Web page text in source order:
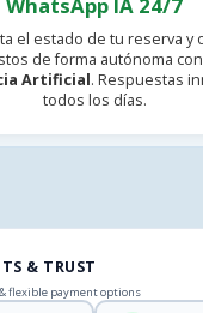
WhatsApp IA 24/7
el estado de tu reserva y
de forma autónoma
Artificial. Respuestas
todos los días.
& TRUST
flexible payment options